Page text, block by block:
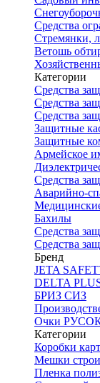
Средства
Стремянки,
Ветошь
Категории
Средства
Средства
Средства
Защитные
Защитные
Армейское
Средства
Аварийно-
Бахилы
Средства
Средства
Бренд
JETA
DELTA
БРИЗ СИЗ
Очки
Категории
Коробки
Мешки
Пленка